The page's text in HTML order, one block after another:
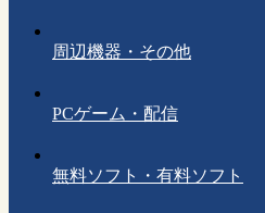
周辺機器・その他
PCゲーム・配信
無料ソフト・有料ソフト